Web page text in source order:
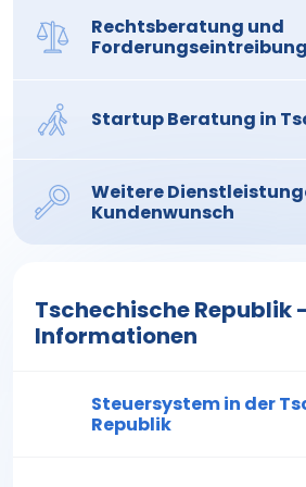
Rechtsberatung und
Startup Beratung in
Weitere
Kundenwunsch
Tschechische Republik
Informationen
Steuersystem in der
Republik